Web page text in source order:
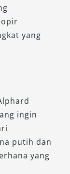
ini
Alphard
dan
(Non-
memiliki
sistem
non-
yang
ingin
putih dan
yang